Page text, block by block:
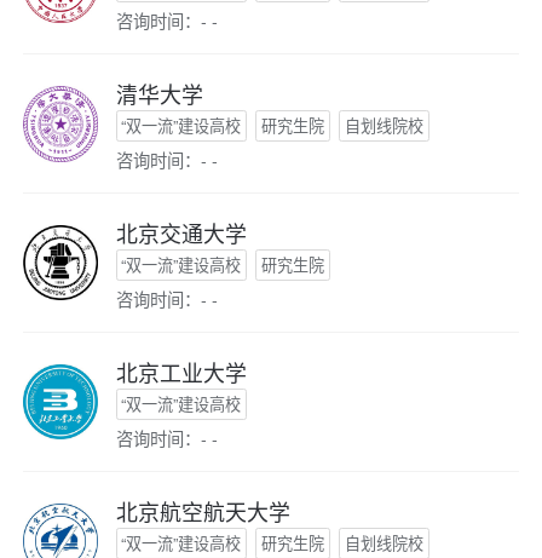
咨询时间：- -
清华大学
“双一流”建设高校 研究生院 自划线院校
咨询时间：- -
北京交通大学
“双一流”建设高校 研究生院
咨询时间：- -
北京工业大学
“双一流”建设高校
咨询时间：- -
北京航空航天大学
“双一流”建设高校 研究生院 自划线院校